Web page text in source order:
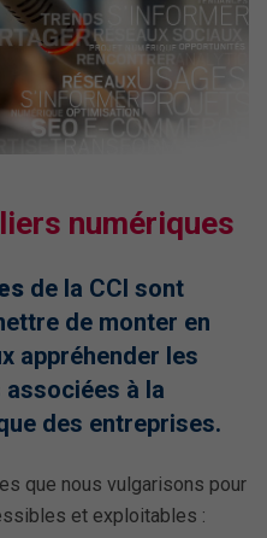
numériques
de la CCI sont
de monter en
appréhender les
à la
des entreprises.
que nous vulgarisons pour
et exploitables :